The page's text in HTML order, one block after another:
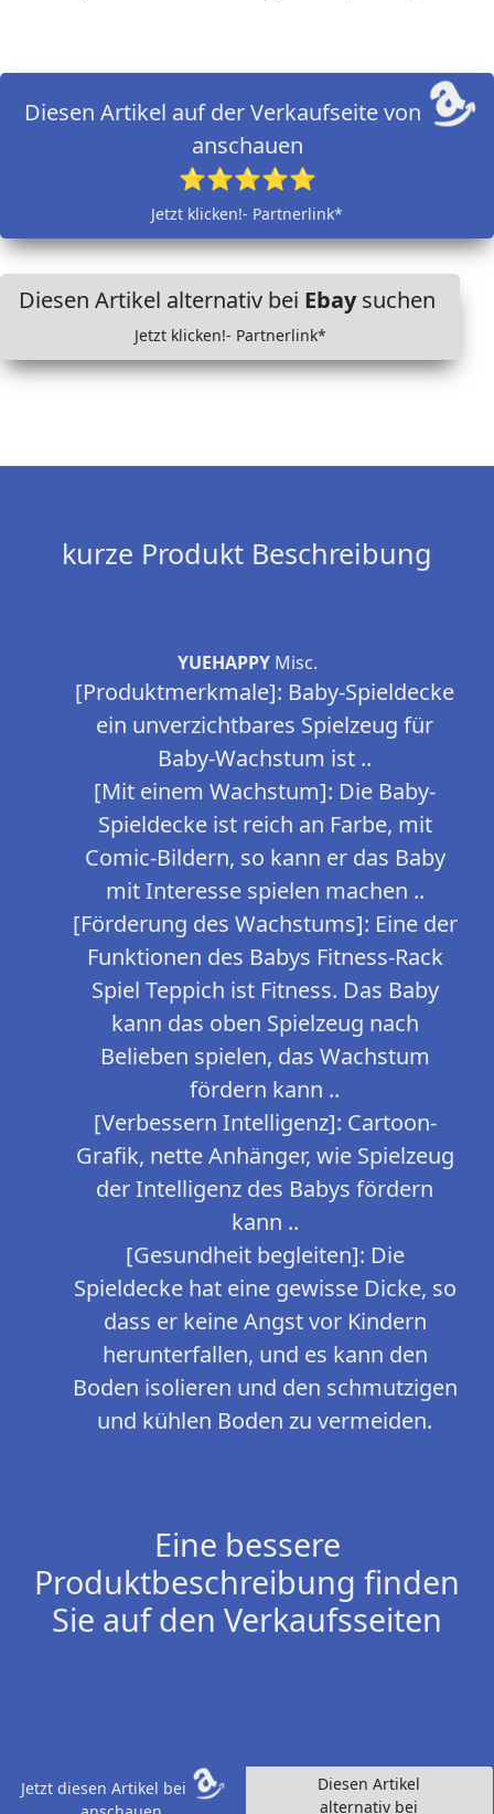
Diesen Artikel auf der Verkaufseite von
anschauen
⭐⭐⭐⭐⭐
Jetzt klicken!- Partnerlink*
Diesen Artikel alternativ bei Ebaysuchen
Jetzt klicken!- Partnerlink*
kurze Produkt Beschreibung
YUEHAPPYMisc.
[Produktmerkmale]: Baby-Spieldecke
ein unverzichtbares Spielzeug für
Baby-Wachstum ist ..
[Mit einem Wachstum]: Die Baby-
Spieldecke ist reich an Farbe, mit
Comic-Bildern, so kann er das Baby
mit Interesse spielen machen ..
[Förderung des Wachstums]: Eine der
Funktionen des Babys Fitness-Rack
Spiel Teppich ist Fitness. Das Baby
kann das oben Spielzeug nach
Belieben spielen, das Wachstum
fördern kann ..
[Verbessern Intelligenz]: Cartoon-
Grafik, nette Anhänger, wie Spielzeug
der Intelligenz des Babys fördern
kann ..
[Gesundheit begleiten]: Die
Spieldecke hat eine gewisse Dicke, so
dass er keine Angst vor Kindern
herunterfallen, und es kann den
Boden isolieren und den schmutzigen
und kühlen Boden zu vermeiden.
Eine bessere
Produktbeschreibung finden
Sie auf den Verkaufsseiten
Jetzt diesen Artikel bei
Diesen Artikel
alternativ bei